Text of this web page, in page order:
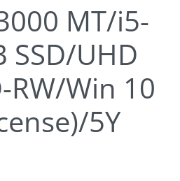
MT/i5-
SSD/UHD
RW/Win 10
5Y